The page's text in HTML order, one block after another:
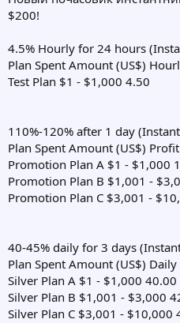
$200!
4.5% Hourly for 24 hours
Plan Spent Amount (US$)
Test Plan $1 - $1,000 4.50
110%-120% after 1 day
Plan Spent Amount (US$) Profit
Promotion Plan A $1 - $1,000
Promotion Plan B $1,001 -
Promotion Plan C $3,001 -
40-45% daily for 3 days
Plan Spent Amount (US$)
Silver Plan A $1 - $1,000 40.00
Silver Plan B $1,001 - $3,000
Silver Plan C $3,001 - $10,000